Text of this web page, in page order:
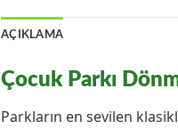
AÇIKLAMA
Çocuk Parkı
Parkların en sevilen